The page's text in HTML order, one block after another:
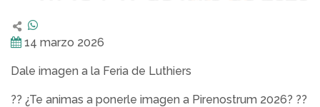
14 marzo 2026
Dale imagen a la Feria de Luthiers
?? ¿Te animas a ponerle imagen a Pirenostrum 2026? ??